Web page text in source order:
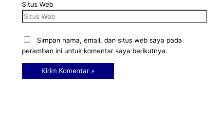
Situs Web
Simpan nama, email, dan situs web saya pada
peramban ini untuk komentar saya berikutnya.